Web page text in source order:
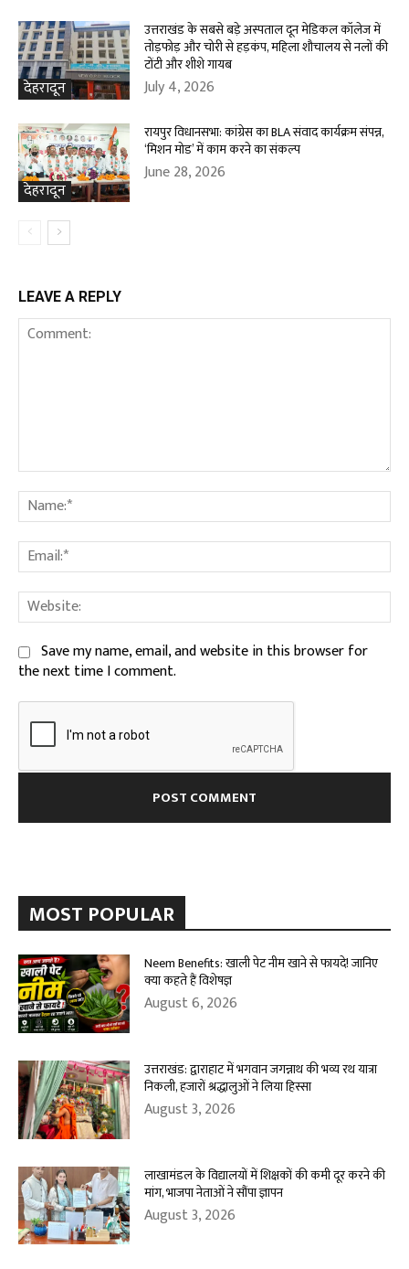
देहरादून
उत्तराखंड के सबसे बड़े अस्पताल दून मेडिकल कॉलेज में
तोड़फोड़ और चोरी से हड़कंप, महिला शौचालय से नलों की
टोंटी और शीशे गायब
July 4, 2026
देहरादून
रायपुर विधानसभा: कांग्रेस का BLA संवाद कार्यक्रम संपन्न,
‘मिशन मोड’ में काम करने का संकल्प
June 28, 2026
LEAVE A REPLY
Comment:
Save my name, email, and website in this browser for
the next time I comment.
MOST POPULAR
Neem Benefits: खाली पेट नीम खाने से फायदे! जानिए
क्या कहते हैं विशेषज्ञ
August 6, 2026
उत्तराखंड: द्वाराहाट में भगवान जगन्नाथ की भव्य रथ यात्रा
निकली, हजारों श्रद्धालुओं ने लिया हिस्सा
August 3, 2026
लाखामंडल के विद्यालयों में शिक्षकों की कमी दूर करने की
मांग, भाजपा नेताओं ने सौंपा ज्ञापन
August 3, 2026